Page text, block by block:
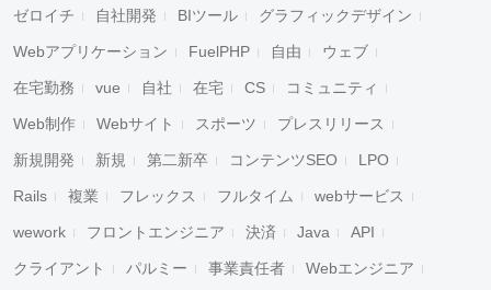
ゼロイチ 自社開発 BIツール グラフィックデザイン
Webアプリケーション FuelPHP 自由 ウェブ
在宅勤務 vue 自社 在宅 CS コミュニティ
Web制作 Webサイト スポーツ プレスリリース
新規開発 新規 第二新卒 コンテンツSEO LPO
Rails 複業 フレックス フルタイム webサービス
wework フロントエンジニア 決済 Java API
クライアント パルミー 事業責任者 Webエンジニア